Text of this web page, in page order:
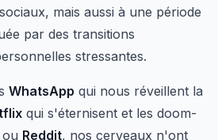
mais aussi à une période
par des transitions
stressantes.
WhatsApp qui nous réveillent la
qui s'éternisent et les doom-
ou Reddit, nos cerveaux n'ont